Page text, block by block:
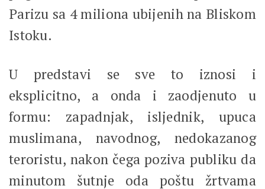
Parizu sa 4 miliona ubijenih na Bliskom
Istoku.
U predstavi se sve to iznosi i
eksplicitno, a onda i zaodjenuto u
formu: zapadnjak, isljednik, upuca
muslimana, navodnog, nedokazanog
teroristu, nakon čega poziva publiku da
minutom šutnje oda poštu žrtvama